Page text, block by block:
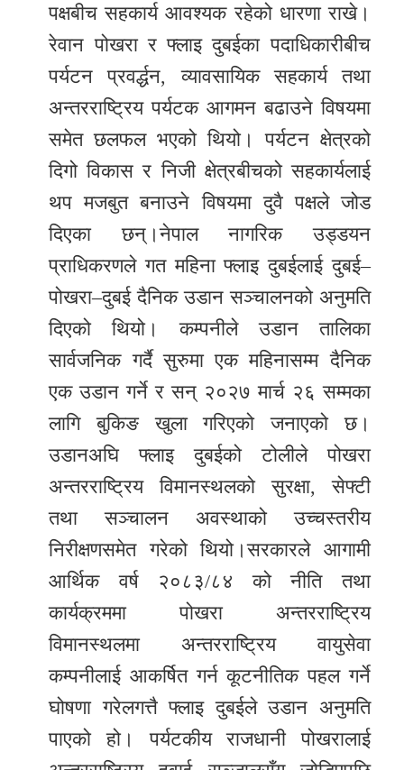
पक्षबीच सहकार्य आवश्यक रहेको धारणा राखे।
रेवान पोखरा र फ्लाइ दुबईका पदाधिकारीबीच
पर्यटन प्रवर्द्धन, व्यावसायिक सहकार्य तथा
अन्तरराष्ट्रिय पर्यटक आगमन बढाउने विषयमा
समेत छलफल भएको थियो। पर्यटन क्षेत्रको
दिगो विकास र निजी क्षेत्रबीचको सहकार्यलाई
थप मजबुत बनाउने विषयमा दुवै पक्षले जोड
दिएका छन्।नेपाल नागरिक उड्डयन
प्राधिकरणले गत महिना फ्लाइ दुबईलाई दुबई–
पोखरा–दुबई दैनिक उडान सञ्चालनको अनुमति
दिएको थियो। कम्पनीले उडान तालिका
सार्वजनिक गर्दै सुरुमा एक महिनासम्म दैनिक
एक उडान गर्ने र सन् २०२७ मार्च २६ सम्मका
लागि बुकिङ खुला गरिएको जनाएको छ।
उडानअघि फ्लाइ दुबईको टोलीले पोखरा
अन्तरराष्ट्रिय विमानस्थलको सुरक्षा, सेफ्टी
तथा सञ्चालन अवस्थाको उच्चस्तरीय
निरीक्षणसमेत गरेको थियो।सरकारले आगामी
आर्थिक वर्ष २०८३/८४ को नीति तथा
कार्यक्रममा पोखरा अन्तरराष्ट्रिय
विमानस्थलमा अन्तरराष्ट्रिय वायुसेवा
कम्पनीलाई आकर्षित गर्न कूटनीतिक पहल गर्ने
घोषणा गरेलगत्तै फ्लाइ दुबईले उडान अनुमति
पाएको हो। पर्यटकीय राजधानी पोखरालाई